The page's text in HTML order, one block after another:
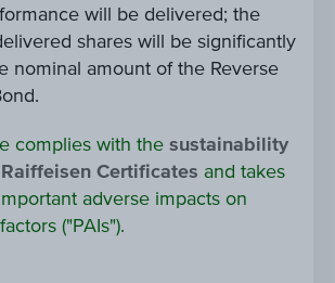
will be delivered; the
shares will be significantly
nominal amount of the Reverse
complies with the sustainability
Certificates and takes
adverse impacts on
("PAIs").